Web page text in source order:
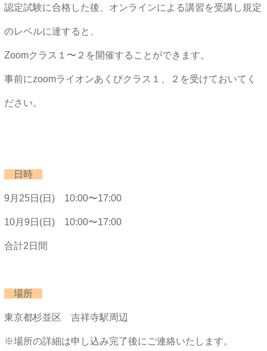
認定試験に合格した後、オンラインによる講習を受講し規定
のレベルに達すると、
Zoomクラス１〜２を開催することができます。
事前にzoomライオンあくびクラス１、２を受けておいてく
ださい。
日時
9月25日(日) 10:00〜17:00
10月9日(日) 10:00〜17:00
合計2日間
場所
東京都杉並区 吉祥寺駅周辺
※場所の詳細は申し込み完了後にご連絡いたします。